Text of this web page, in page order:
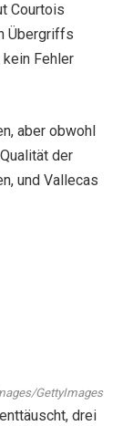
Courtois
Übergriffs
Fehler
aber obwohl
der
und Vallecas
GettyImages
drei